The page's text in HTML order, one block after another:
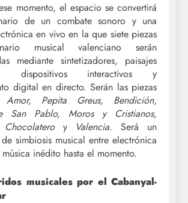
momento, el espacio se convertirá
de un combate sonoro y una
en vivo en la que siete piezas
musical valenciano serán
mediante sintetizadores, paisajes
dispositivos interactivos y
digital en directo. Serán las piezas
Pepita Greus, Bendición,
San Pablo, Moros y Cristianos,
y Valencia. Será un
simbiosis musical entre electrónica
inédito hasta el momento.
musicales por el Cabanyal-